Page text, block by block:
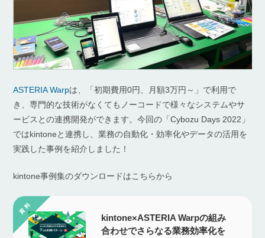
ASTERIA Warpは、「初期費用0円、月額3万円～」で利用で
き、専門的な技術がなくてもノーコードで様々なシステムやサ
ービスとの連携開発ができます。今回の「Cybozu Days 2022」
ではkintoneと連携し、業務の自動化・効率化やデータの活用を
実践した事例を紹介しました！
kintone事例集のダウンロードはこちらから
kintone×ASTERIA Warpの組み
合わせでさらなる業務効率化を